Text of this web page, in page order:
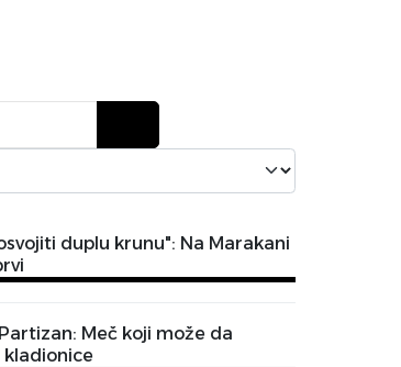
duplu krunu": Na Marakani
Meč koji može da
kladionice